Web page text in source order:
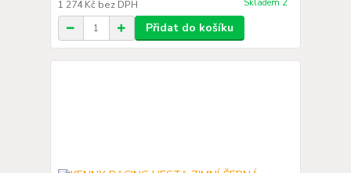
1 274 Kč bez DPH Skladem 2
Přidat do košíku